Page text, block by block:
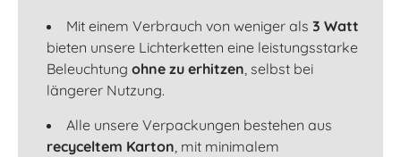
Mit einem Verbrauch von weniger als 3 Watt
bieten unsere Lichterketten eine leistungsstarke
Beleuchtung ohne zu erhitzen, selbst bei
längerer Nutzung.
Alle unsere Verpackungen bestehen aus
recyceltem Karton, mit minimalem